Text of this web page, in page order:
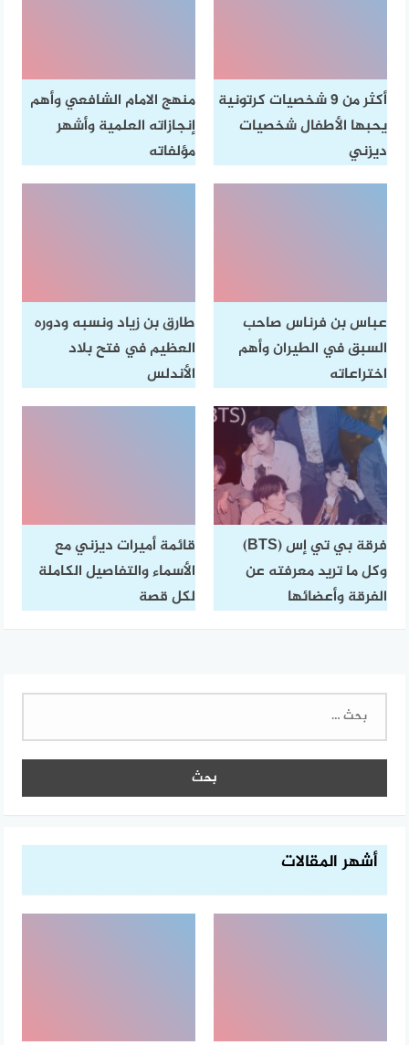
أكثر من 9 شخصيات كرتونية
يحبها الأطفال شخصيات
ديزني
منهج الامام الشافعي وأهم
إنجازاته العلمية وأشهر
مؤلفاته
عباس بن فرناس صاحب
السبق في الطيران وأهم
اختراعاته
طارق بن زياد ونسبه ودوره
العظيم في فتح بلاد
الأندلس
فرقة بي تي إس (BTS)
وكل ما تريد معرفته عن
الفرقة وأعضائها
قائمة أميرات ديزني مع
الأسماء والتفاصيل الكاملة
لكل قصة
البحث
أشهر المقالات